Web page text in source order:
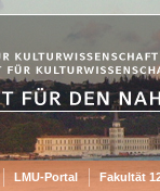
LMU-Portal Fakultät